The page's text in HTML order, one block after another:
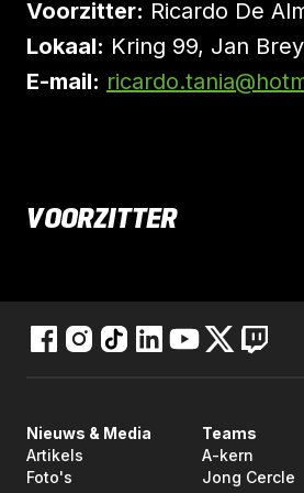
Voorzitter: Ricardo De
Lokaal: Kring 99, Jan
E-mail:
VOORZITTER
Nieuws & Media
Artikels
Foto's
Teams
A-kern
Jong Cercle